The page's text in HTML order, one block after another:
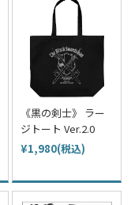
《黒の剣士》 ラー
ジトート Ver.2.0
¥1,980(税込)